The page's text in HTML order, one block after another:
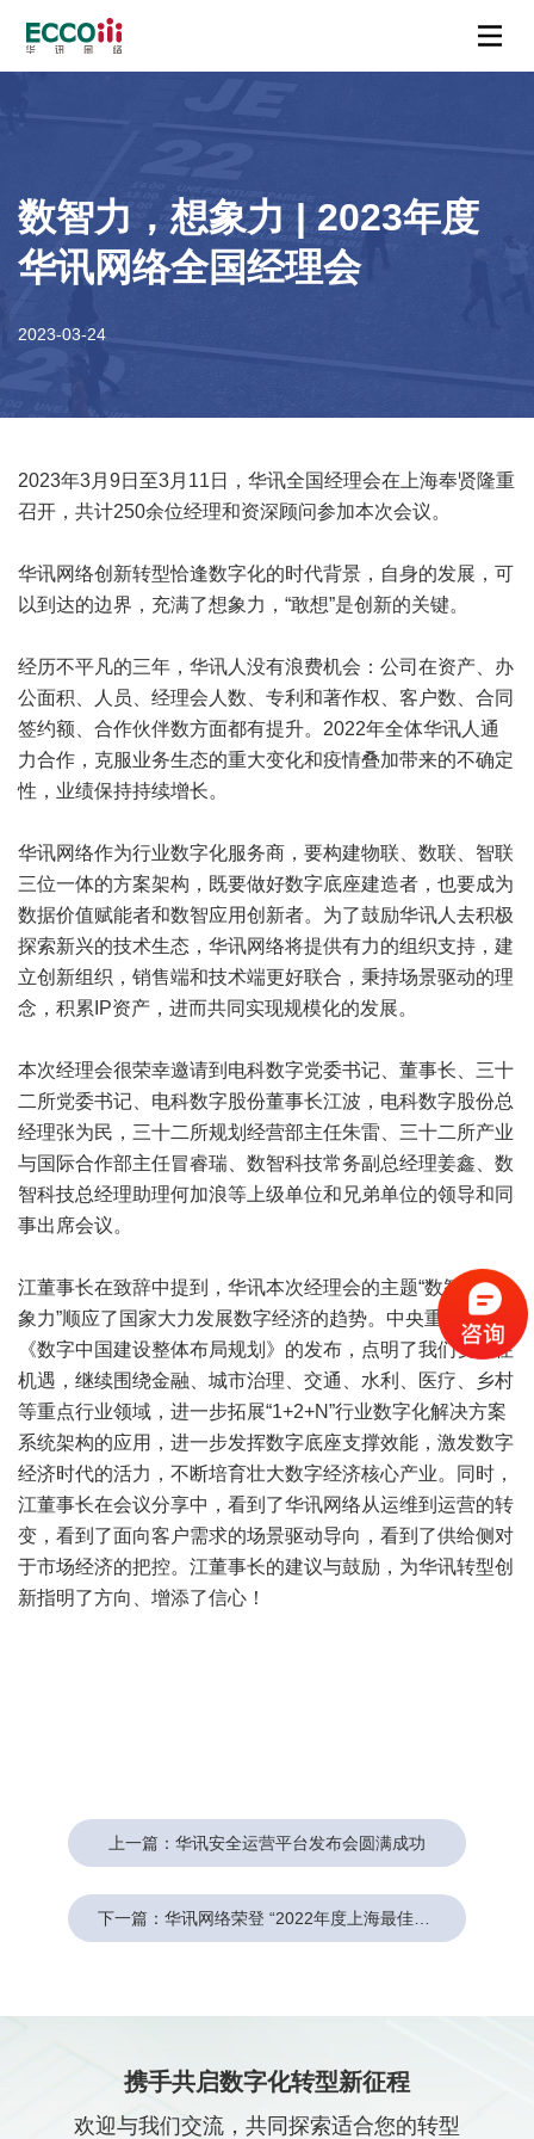
数智力，想象力 | 2023年度
华讯网络全国经理会
2023-03-24
2023年3月9日至3月11日，华讯全国经理会在上海奉贤隆重
召开，共计250余位经理和资深顾问参加本次会议。
华讯网络创新转型恰逢数字化的时代背景，自身的发展，可
以到达的边界，充满了想象力，“敢想”是创新的关键。
经历不平凡的三年，华讯人没有浪费机会：公司在资产、办
公面积、人员、经理会人数、专利和著作权、客户数、合同
签约额、合作伙伴数方面都有提升。2022年全体华讯人通
力合作，克服业务生态的重大变化和疫情叠加带来的不确定
性，业绩保持持续增长。
华讯网络作为行业数字化服务商，要构建物联、数联、智联
三位一体的方案架构，既要做好数字底座建造者，也要成为
数据价值赋能者和数智应用创新者。为了鼓励华讯人去积极
探索新兴的技术生态，华讯网络将提供有力的组织支持，建
立创新组织，销售端和技术端更好联合，秉持场景驱动的理
念，积累IP资产，进而共同实现规模化的发展。
本次经理会很荣幸邀请到电科数字党委书记、董事长、三十
二所党委书记、电科数字股份董事长江波，电科数字股份总
经理张为民，三十二所规划经营部主任朱雷、三十二所产业
与国际合作部主任冒睿瑞、数智科技常务副总经理姜鑫、数
智科技总经理助理何加浪等上级单位和兄弟单位的领导和同
事出席会议。
江董事长在致辞中提到，华讯本次经理会的主题“数智力 想
象力”顺应了国家大力发展数字经济的趋势。中央重要文件
《数字中国建设整体布局规划》的发布，点明了我们要抓住
机遇，继续围绕金融、城市治理、交通、水利、医疗、乡村
等重点行业领域，进一步拓展“1+2+N”行业数字化解决方案
系统架构的应用，进一步发挥数字底座支撑效能，激发数字
经济时代的活力，不断培育壮大数字经济核心产业。同时，
江董事长在会议分享中，看到了华讯网络从运维到运营的转
变，看到了面向客户需求的场景驱动导向，看到了供给侧对
于市场经济的把控。江董事长的建议与鼓励，为华讯转型创
新指明了方向、增添了信心！
上一篇：华讯安全运营平台发布会圆满成功
下一篇：华讯网络荣登 “2022年度上海最佳雇主TOP50榜单”
携手共启数字化转型新征程
欢迎与我们交流，共同探索适合您的转型